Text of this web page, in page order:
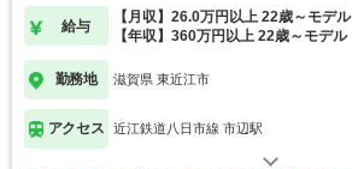
給与
【月収】26.0万円以上 22歳～モデル
【年収】360万円以上 22歳～モデル
勤務地 滋賀県 東近江市
アクセス 近江鉄道八日市線 市辺駅